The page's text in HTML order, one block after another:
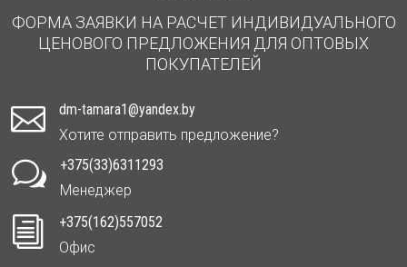
ФОРМА ЗАЯВКИ НА РАСЧЕТ ИНДИВИДУАЛЬНОГО
ЦЕНОВОГО ПРЕДЛОЖЕНИЯ ДЛЯ ОПТОВЫХ
ПОКУПАТЕЛЕЙ

dm-tamara1@yandex.by
Хотите отправить предложение?
w
+375(33)6311293
Менеджер
i
+375(162)557052
Офис